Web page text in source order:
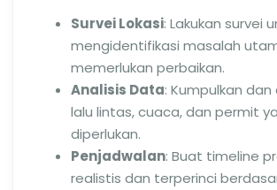
Survei Lokasi: Lakukan survei
mengidentifikasi masalah
memerlukan perbaikan.
Analisis Data: Kumpulkan
lalu lintas, cuaca, dan permit
diperlukan.
Penjadwalan: Buat timeline
realistis dan terperinci